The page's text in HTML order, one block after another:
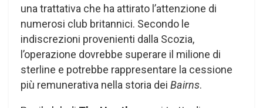
una trattativa che ha attirato l’attenzione di
numerosi club britannici. Secondo le
indiscrezioni provenienti dalla Scozia,
l’operazione dovrebbe superare il milione di
sterline e potrebbe rappresentare la cessione
più remunerativa nella storia dei Bairns.